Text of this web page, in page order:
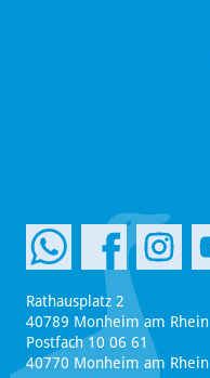
Rathausplatz 2
40789 Monheim am Rhein
Postfach 10 06 61
40770 Monheim am Rhein